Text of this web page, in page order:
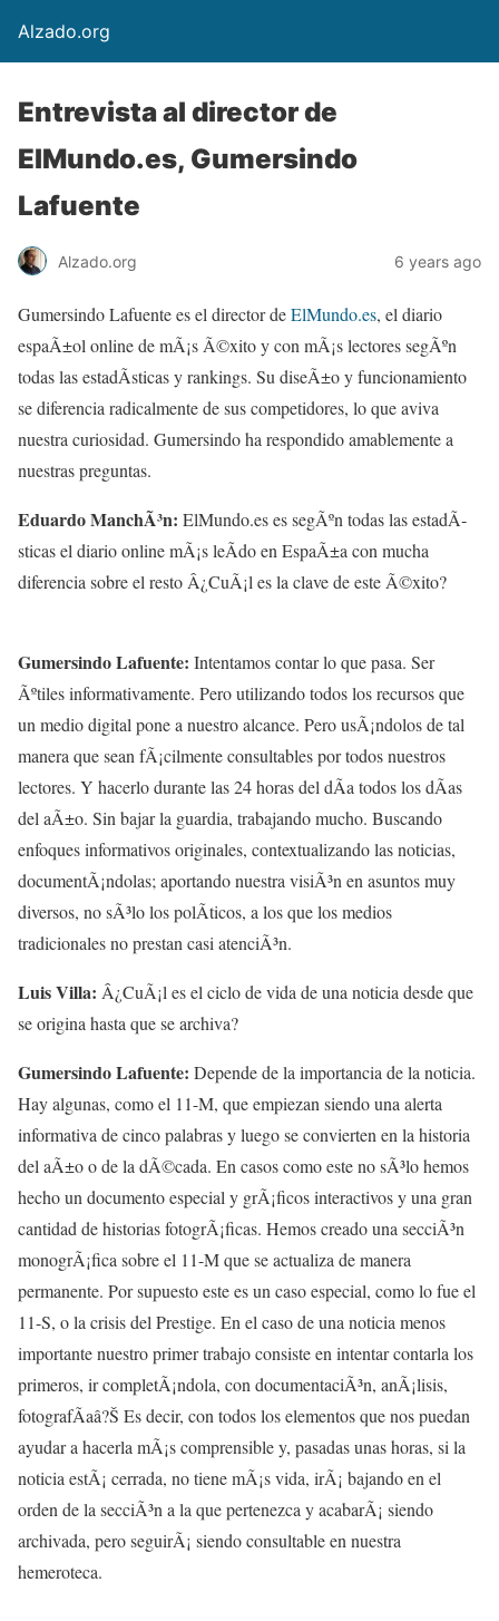
Alzado.org
Entrevista al director de
ElMundo.es, Gumersindo
Lafuente
Alzado.org 6 years ago
Gumersindo Lafuente es el director deElMundo.es, el diario
espaÃ±ol online de mÃ¡s Ã©xito y con mÃ¡s lectores segÃºn
todas las estadÃ­sticas y rankings. Su diseÃ±o y funcionamiento
se diferencia radicalmente de sus competidores, lo que aviva
nuestra curiosidad. Gumersindo ha respondido amablemente a
nuestras preguntas.
Eduardo ManchÃ³n: ElMundo.es es segÃºn todas las estadÃ­
sticas el diario online mÃ¡s leÃ­do en EspaÃ±a con mucha
diferencia sobre el resto Â¿CuÃ¡l es la clave de este Ã©xito?
Gumersindo Lafuente: Intentamos contar lo que pasa. Ser
Ãºtiles informativamente. Pero utilizando todos los recursos que
un medio digital pone a nuestro alcance. Pero usÃ¡ndolos de tal
manera que sean fÃ¡cilmente consultables por todos nuestros
lectores. Y hacerlo durante las 24 horas del dÃ­a todos los dÃ­as
del aÃ±o. Sin bajar la guardia, trabajando mucho. Buscando
enfoques informativos originales, contextualizando las noticias,
documentÃ¡ndolas; aportando nuestra visiÃ³n en asuntos muy
diversos, no sÃ³lo los polÃ­ticos, a los que los medios
tradicionales no prestan casi atenciÃ³n.
Luis Villa: Â¿CuÃ¡l es el ciclo de vida de una noticia desde que
se origina hasta que se archiva?
Gumersindo Lafuente: Depende de la importancia de la noticia.
Hay algunas, como el 11-M, que empiezan siendo una alerta
informativa de cinco palabras y luego se convierten en la historia
del aÃ±o o de la dÃ©cada. En casos como este no sÃ³lo hemos
hecho un documento especial y grÃ¡ficos interactivos y una gran
cantidad de historias fotogrÃ¡ficas. Hemos creado una secciÃ³n
monogrÃ¡fica sobre el 11-M que se actualiza de manera
permanente. Por supuesto este es un caso especial, como lo fue el
11-S, o la crisis del Prestige. En el caso de una noticia menos
importante nuestro primer trabajo consiste en intentar contarla los
primeros, ir completÃ¡ndola, con documentaciÃ³n, anÃ¡lisis,
fotografÃ­aâ?Š Es decir, con todos los elementos que nos puedan
ayudar a hacerla mÃ¡s comprensible y, pasadas unas horas, si la
noticia estÃ¡ cerrada, no tiene mÃ¡s vida, irÃ¡ bajando en el
orden de la secciÃ³n a la que pertenezca y acabarÃ¡ siendo
archivada, pero seguirÃ¡ siendo consultable en nuestra
hemeroteca.